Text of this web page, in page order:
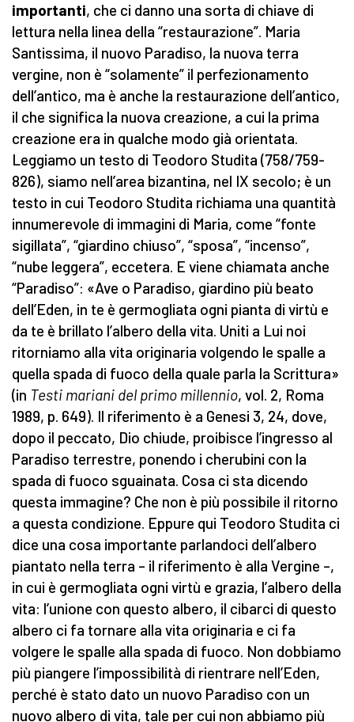
importanti, che ci danno una sorta di chiave di
lettura nella linea della “restaurazione”. Maria
Santissima, il nuovo Paradiso, la nuova terra
vergine, non è “solamente” il perfezionamento
dell’antico, ma è anche la restaurazione dell’antico,
il che significa la nuova creazione, a cui la prima
creazione era in qualche modo già orientata.
Leggiamo un testo di Teodoro Studita (758/759-
826), siamo nell’area bizantina, nel IX secolo; è un
testo in cui Teodoro Studita richiama una quantità
innumerevole di immagini di Maria, come “fonte
sigillata”, “giardino chiuso”, “sposa”, “incenso”,
“nube leggera”, eccetera. E viene chiamata anche
“Paradiso”: «Ave o Paradiso, giardino più beato
dell’Eden, in te è germogliata ogni pianta di virtù e
da te è brillato l’albero della vita. Uniti a Lui noi
ritorniamo alla vita originaria volgendo le spalle a
quella spada di fuoco della quale parla la Scrittura»
(in Testi mariani del primo millennio, vol. 2, Roma
1989, p. 649). Il riferimento è a Genesi 3, 24, dove,
dopo il peccato, Dio chiude, proibisce l’ingresso al
Paradiso terrestre, ponendo i cherubini con la
spada di fuoco sguainata. Cosa ci sta dicendo
questa immagine? Che non è più possibile il ritorno
a questa condizione. Eppure qui Teodoro Studita ci
dice una cosa importante parlandoci dell’albero
piantato nella terra – il riferimento è alla Vergine –,
in cui è germogliata ogni virtù e grazia, l’albero della
vita: l’unione con questo albero, il cibarci di questo
albero ci fa tornare alla vita originaria e ci fa
volgere le spalle alla spada di fuoco. Non dobbiamo
più piangere l’impossibilità di rientrare nell’Eden,
perché è stato dato un nuovo Paradiso con un
nuovo albero di vita, tale per cui non abbiamo più